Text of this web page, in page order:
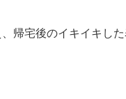
帰宅後のイキイキした